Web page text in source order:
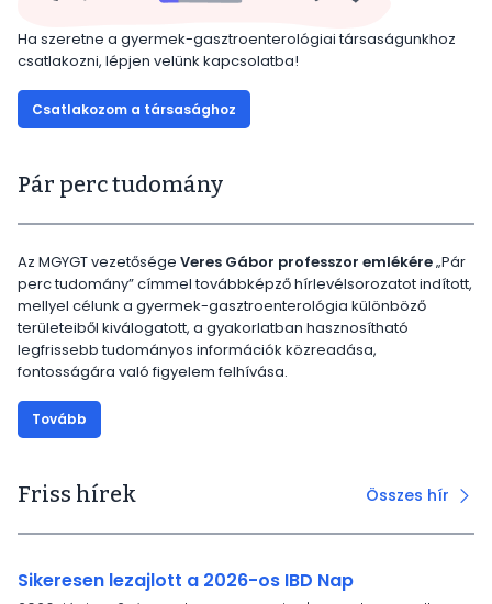
Ha szeretne a gyermek-gasztroenterológiai társaságunkhoz
csatlakozni, lépjen velünk kapcsolatba!
Csatlakozom a társasághoz
Pár perc tudomány
Az MGYGT vezetősége Veres Gábor professzor emlékére„Pár
perc tudomány” címmel továbbképző hírlevélsorozatot indított,
mellyel célunk a gyermek-gasztroenterológia különböző
területeiből kiválogatott, a gyakorlatban hasznosítható
legfrissebb tudományos információk közreadása,
fontosságára való figyelem felhívása.
Tovább
Friss hírek
Sikeresen lezajlott a 2026-os IBD Nap
Összes hír